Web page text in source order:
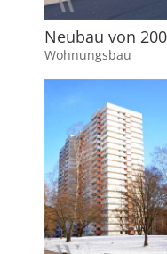
Neubau von
Wohnungsbau